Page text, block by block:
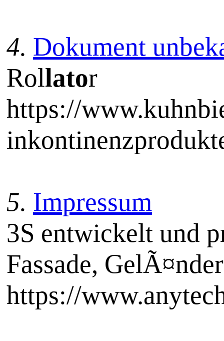
4. Dokument
Rollator
https://
5. Impressum
3S entwickelt und
Fassade,
https://